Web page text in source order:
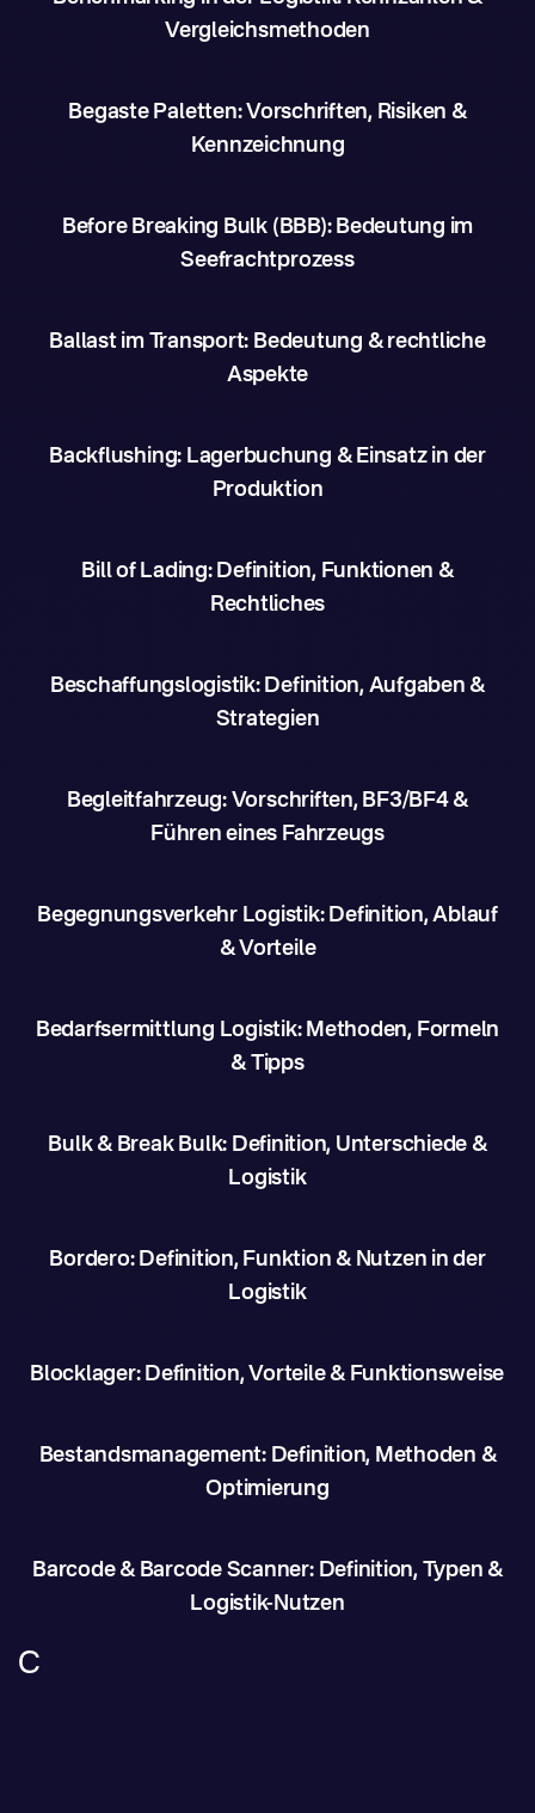
Vergleichsmethoden
Begaste Paletten: Vorschriften, Risiken &
Kennzeichnung
Before Breaking Bulk (BBB): Bedeutung im
Seefrachtprozess
Ballast im Transport: Bedeutung & rechtliche
Aspekte
Backflushing: Lagerbuchung & Einsatz in der
Produktion
Bill of Lading: Definition, Funktionen &
Rechtliches
Beschaffungslogistik: Definition, Aufgaben &
Strategien
Begleitfahrzeug: Vorschriften, BF3/BF4 &
Führen eines Fahrzeugs
Begegnungsverkehr Logistik: Definition, Ablauf
& Vorteile
Bedarfsermittlung Logistik: Methoden, Formeln
& Tipps
Bulk & Break Bulk: Definition, Unterschiede &
Logistik
Bordero: Definition, Funktion & Nutzen in der
Logistik
Blocklager: Definition, Vorteile & Funktionsweise
Bestandsmanagement: Definition, Methoden &
Optimierung
Barcode & Barcode Scanner: Definition, Typen &
Logistik-Nutzen
C